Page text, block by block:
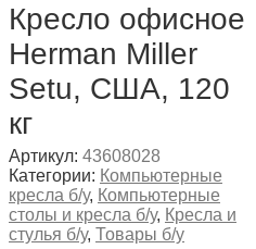
Кресло офисное
Herman Miller
Setu, США, 120
кг
Артикул: 43608028
Категории: Компьютерные
кресла б/у, Компьютерные
столы и кресла б/у, Кресла и
стулья б/у, Товары б/у